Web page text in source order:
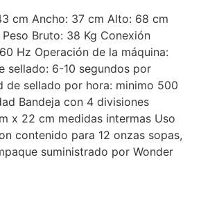
cm Ancho: 37 cm Alto: 68 cm
Bruto: 38 Kg Conexión
Hz Operación de la máquina:
sellado: 6-10 segundos por
de sellado por hora: minimo 500
Bandeja con 4 divisiones
x 22 cm medidas intermas Uso
contenido para 12 onzas sopas,
suministrado por Wonder